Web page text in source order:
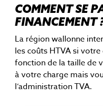
COMMENT SE
FINANCEMENT
La région wallonne
les coûts HTVA si
fonction de la taille de
à votre charge mais
l’administration TVA.